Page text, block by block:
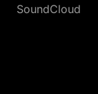
SoundCloud